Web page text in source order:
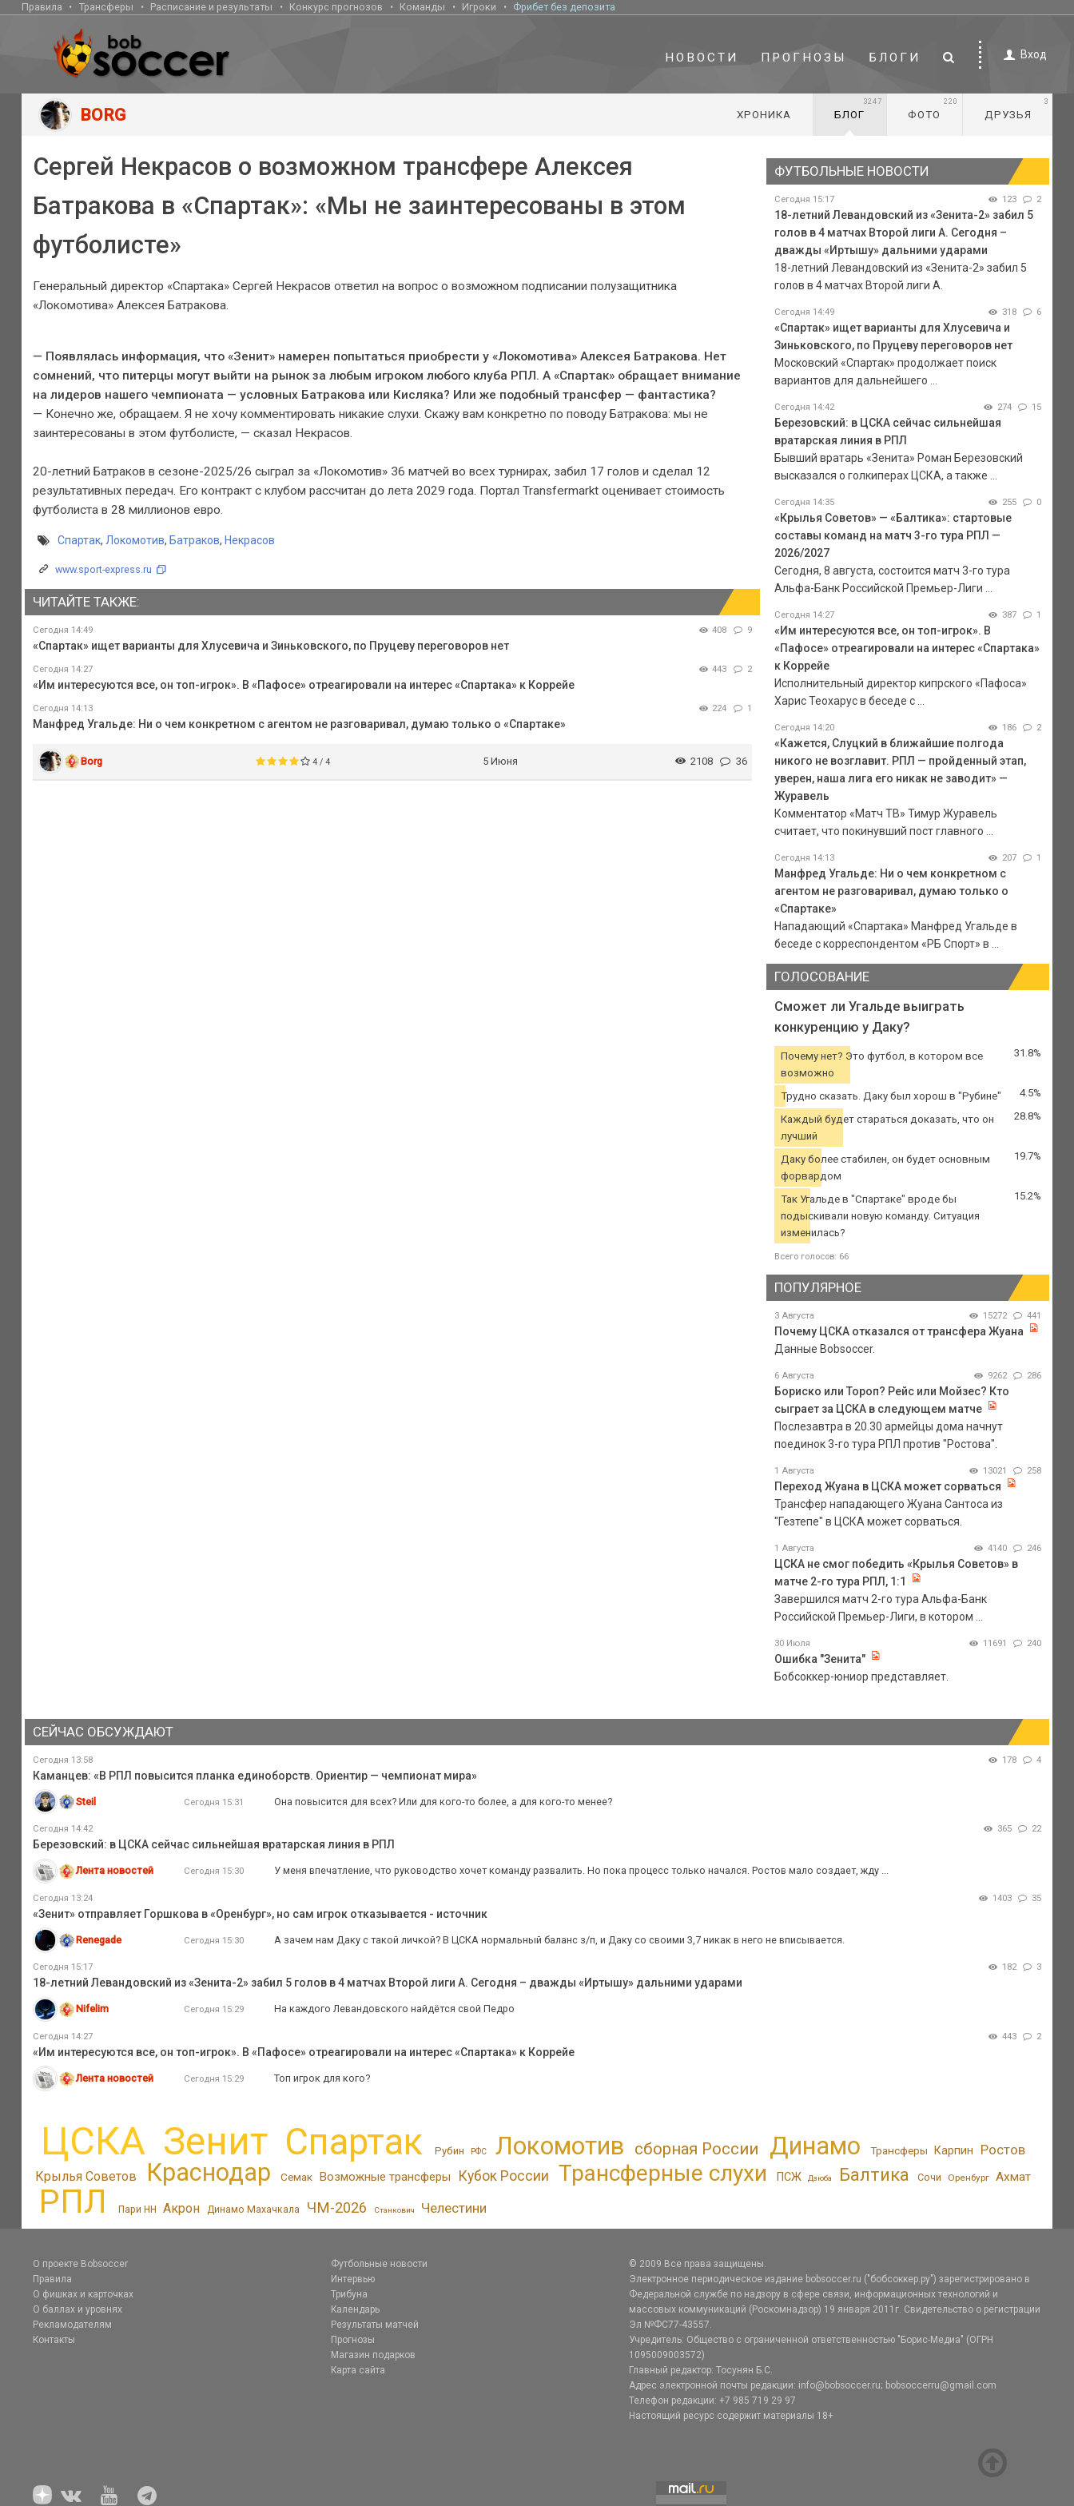
Правила Трансферы Расписание и результаты Конкурс прогнозов Команды Игроки Фрибет без депозита
НОВОСТИ ПРОГНОЗЫ БЛОГИ Вход
BORG ХРОНИКА БЛОГ
3247
ФОТО
220
ДРУЗЬЯ
3
Сергей Некрасов о возможном трансфере Алексея
Батракова в «Спартак»: «Мы не заинтересованы в этом
футболисте»
Генеральный директор «Спартака» Сергей Некрасов ответил на вопрос о возможном подписании полузащитника
«Локомотива» Алексея Батракова.
— Появлялась информация, что «Зенит» намерен попытаться приобрести у «Локомотива» Алексея Батракова. Нет
сомнений, что питерцы могут выйти на рынок за любым игроком любого клуба РПЛ. А «Спартак» обращает внимание
на лидеров нашего чемпионата — условных Батракова или Кисляка? Или же подобный трансфер — фантастика?
— Конечно же, обращаем. Я не хочу комментировать никакие слухи. Скажу вам конкретно по поводу Батракова: мы не
заинтересованы в этом футболисте, — сказал Некрасов.
20-летний Батраков в сезоне-2025/26 сыграл за «Локомотив» 36 матчей во всех турнирах, забил 17 голов и сделал 12
результативных передач. Его контракт с клубом рассчитан до лета 2029 года. Портал Transfermarkt оценивает стоимость
футболиста в 28 миллионов евро.
Спартак, Локомотив, Батраков, Некрасов
www.sport-express.ru
ЧИТАЙТЕ ТАКЖЕ:
Сегодня 14:49 408 9
«Спартак» ищет варианты для Хлусевича и Зиньковского, по Пруцеву переговоров нет
Сегодня 14:27 443 2
«Им интересуются все, он топ-игрок». В «Пафосе» отреагировали на интерес «Спартака» к Коррейе
Сегодня 14:13 224 1
Манфред Угальде: Ни о чем конкретном с агентом не разговаривал, думаю только о «Спартаке»
Borg 4 / 4 5 Июня 2108 36
ФУТБОЛЬНЫЕ НОВОСТИ
Сегодня 15:17 123 2
18-летний Левандовский из «Зенита-2» забил 5
голов в 4 матчах Второй лиги А. Сегодня –
дважды «Иртышу» дальними ударами
18-летний Левандовский из «Зенита-2» забил 5
голов в 4 матчах Второй лиги А.
Сегодня 14:49 318 6
«Спартак» ищет варианты для Хлусевича и
Зиньковского, по Пруцеву переговоров нет
Московский «Спартак» продолжает поиск
вариантов для дальнейшего ...
Сегодня 14:42 274 15
Березовский: в ЦСКА сейчас сильнейшая
вратарская линия в РПЛ
Бывший вратарь «Зенита» Роман Березовский
высказался о голкиперах ЦСКА, а также ...
Сегодня 14:35 255 0
«Крылья Советов» — «Балтика»: стартовые
составы команд на матч 3-го тура РПЛ —
2026/2027
Сегодня, 8 августа, состоится матч 3-го тура
Альфа-Банк Российской Премьер-Лиги ...
Сегодня 14:27 387 1
«Им интересуются все, он топ-игрок». В
«Пафосе» отреагировали на интерес «Спартака»
к Коррейе
Исполнительный директор кипрского «Пафоса»
Харис Теохарус в беседе с ...
Сегодня 14:20 186 2
«Кажется, Слуцкий в ближайшие полгода
никого не возглавит. РПЛ — пройденный этап,
уверен, наша лига его никак не заводит» —
Журавель
Комментатор «Матч ТВ» Тимур Журавель
считает, что покинувший пост главного ...
Сегодня 14:13 207 1
Манфред Угальде: Ни о чем конкретном с
агентом не разговаривал, думаю только о
«Спартаке»
Нападающий «Спартака» Манфред Угальде в
беседе с корреспондентом «РБ Спорт» в ...
ГОЛОСОВАНИЕ
Сможет ли Угальде выиграть
конкуренцию у Даку?
Почему нет? Это футбол, в котором все
возможно
31.8%
Трудно сказать. Даку был хорош в "Рубине" 4.5%
Каждый будет стараться доказать, что он
лучший
28.8%
Даку более стабилен, он будет основным
форвардом
19.7%
Так Угальде в "Спартаке" вроде бы
подыскивали новую команду. Ситуация
изменилась?
15.2%
Всего голосов: 66
ПОПУЛЯРНОЕ
3 Августа 15272 441
Почему ЦСКА отказался от трансфера Жуана
Данные Bobsoccer.
6 Августа 9262 286
Бориско или Тороп? Рейс или Мойзес? Кто
сыграет за ЦСКА в следующем матче
Послезавтра в 20.30 армейцы дома начнут
поединок 3-го тура РПЛ против "Ростова".
1 Августа 13021 258
Переход Жуана в ЦСКА может сорваться
Трансфер нападающего Жуана Сантоса из
"Гезтепе" в ЦСКА может сорваться.
1 Августа 4140 246
ЦСКА не смог победить «Крылья Советов» в
матче 2-го тура РПЛ, 1:1
Завершился матч 2-го тура Альфа-Банк
Российской Премьер-Лиги, в котором ...
30 Июля 11691 240
Ошибка "Зенита"
Бобсоккер-юниор представляет.
СЕЙЧАС ОБСУЖДАЮТ
Сегодня 13:58 178 4
Каманцев: «В РПЛ повысится планка единоборств. Ориентир — чемпионат мира»
Steil Сегодня 15:31 Она повысится для всех? Или для кого-то более, а для кого-то менее?
Сегодня 14:42 365 22
Березовский: в ЦСКА сейчас сильнейшая вратарская линия в РПЛ
Лента новостей Сегодня 15:30 У меня впечатление, что руководство хочет команду развалить. Но пока процесс только начался. Ростов мало создает, жду ...
Сегодня 13:24 1403 35
«Зенит» отправляет Горшкова в «Оренбург», но сам игрок отказывается - источник
Renegade Сегодня 15:30 А зачем нам Даку с такой личкой? В ЦСКА нормальный баланс з/п, и Даку со своими 3,7 никак в него не вписывается.
Сегодня 15:17 182 3
18-летний Левандовский из «Зенита-2» забил 5 голов в 4 матчах Второй лиги А. Сегодня – дважды «Иртышу» дальними ударами
Nifelim Сегодня 15:29 На каждого Левандовского найдётся свой Педро
Сегодня 14:27 443 2
«Им интересуются все, он топ-игрок». В «Пафосе» отреагировали на интерес «Спартака» к Коррейе
Лента новостей Сегодня 15:29 Топ игрок для кого?
ЦСКА Зенит Спартак Рубин РФС Локомотив сборная России Динамо Трансферы Карпин Ростов
Крылья Советов Краснодар Семак Возможные трансферы Кубок России Трансферные слухи ПСЖ Дзюба Балтика Сочи Оренбург Ахмат
РПЛ Пари НН Акрон Динамо Махачкала ЧМ-2026 Станкович Челестини
О проекте Bobsoccer
Правила
О фишках и карточках
О баллах и уровнях
Рекламодателям
Контакты
Футбольные новости
Интервью
Трибуна
Календарь
Результаты матчей
Прогнозы
Магазин подарков
Карта сайта
© 2009 Все права защищены.
Электронное периодическое издание bobsoccer.ru ("бобсоккер.ру") зарегистрировано в
Федеральной службе по надзору в сфере связи, информационных технологий и
массовых коммуникаций (Роскомнадзор) 19 января 2011г. Свидетельство о регистрации
Эл №ФС77-43557.
Учредитель: Общество с ограниченной ответственностью "Борис-Медиа" (ОГРН
1095009003572)
Главный редактор: Тосунян Б.С.
Адрес электронной почты редакции: info@bobsoccer.ru; bobsoccerru@gmail.com
Телефон редакции: +7 985 719 29 97
Настоящий ресурс содержит материалы 18+